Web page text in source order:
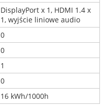
DisplayPort x 1, HDMI 1.4 x
1, wyjście liniowe audio
0
0
1
0
16 kWh/1000h